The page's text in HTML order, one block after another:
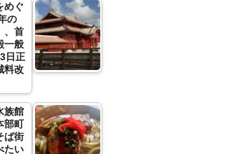
めぐ
の
、首
一般
日正
料改
族館
部町
ば街
たい